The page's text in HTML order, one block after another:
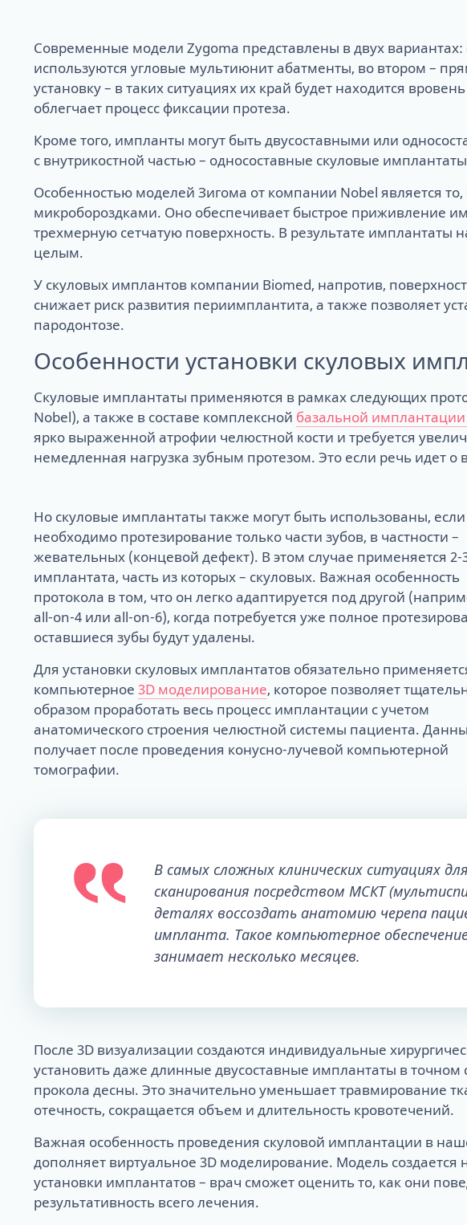
Современные модели Zygoma представлены в двух
используются угловые мультиюнит абатменты, во втором –
установку – в таких ситуациях их край будет находится
облегчает процесс фиксации протеза.
Кроме того, импланты могут быть двусоставными или
с внутрикостной частью – односоставные скуловые
Особенностью моделей Зигома от компании Nobel является
микробороздками. Оно обеспечивает быстрое приживление
трехмерную сетчатую поверхность. В результате имплантаты
целым.
У скуловых имплантов компании Biomed, напротив,
снижает риск развития периимплантита, а также позволяет
пародонтозе.
Особенности установки скуловых
Скуловые имплантаты применяются в рамках следующих
Nobel), а также в составе комплексной базальной имплантации
ярко выраженной атрофии челюстной кости и требуется
немедленная нагрузка зубным протезом. Это если речь идет о
Но скуловые имплантаты также могут быть использованы, если
необходимо протезирование только части зубов, в частности –
жевательных (концевой дефект). В этом случае применяется 2-
имплантата, часть из которых – скуловых. Важная особенность
протокола в том, что он легко адаптируется под другой
all-on-4 или all-on-6), когда потребуется уже полное
оставшиеся зубы будут удалены.
Для установки скуловых имплантатов обязательно
компьютерное 3D моделирование, которое позволяет
образом проработать весь процесс имплантации с учетом
анатомического строения челюстной системы пациента.
получает после проведения конусно-лучевой компьютерной
томографии.
В самых сложных клинических ситуациях
сканирования посредством МСКТ
деталях воссоздать анатомию черепа
импланта. Такое компьютерное
занимает несколько месяцев.
После 3D визуализации создаются индивидуальные
установить даже длинные двусоставные имплантаты в точном
прокола десны. Это значительно уменьшает травмирование
отечность, сокращается объем и длительность кровотечений.
Важная особенность проведения скуловой имплантации в
дополняет виртуальное 3D моделирование. Модель создается
установки имплантатов – врач сможет оценить то, как они
результативность всего лечения.